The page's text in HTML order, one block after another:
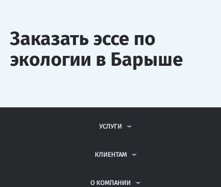
Заказать эссе по
экологии в Барыше
УСЛУГИ
ДИПЛОМНЫЕ РАБОТЫ
РЕФЕРАТЫ
КЛИЕНТАМ
ВОПРОСЫ И ОТВЕТЫ
О КОМПАНИИ